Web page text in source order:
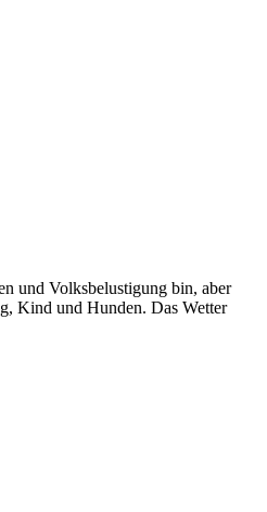
und Volksbelustigung bin, aber
Kind und Hunden. Das Wetter